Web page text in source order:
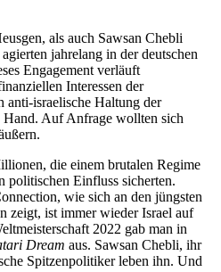
als auch Sawsan Chebli
jahrelang in der deutschen
Engagement verläuft
Interessen der
anti-israelische Haltung der
Auf Anfrage wollten sich
die einem brutalen Regime
politischen Einfluss sicherten.
wie sich an den jüngsten
zeigt, ist immer wieder Israel auf
2022 gab man in
Dream aus. Sawsan Chebli, ihr
Spitzenpolitiker leben ihn. Und